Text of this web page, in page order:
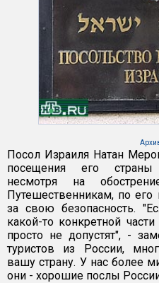
Посол Израиля Натан
посещения его страны
несмотря на
Путешественникам, по его
за свою безопасность.
какой-то конкретной
просто не допустят", -
туристов из России,
вашу страну. У нас более
они - хорошие послы